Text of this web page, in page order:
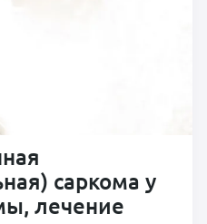
саркома у
лечение